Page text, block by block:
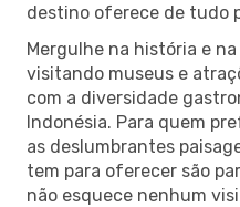
destino oferece de tudo
Mergulhe na história e
visitando museus e
com a diversidade
Indonésia. Para quem
as deslumbrantes
tem para oferecer são
não esquece nenhum